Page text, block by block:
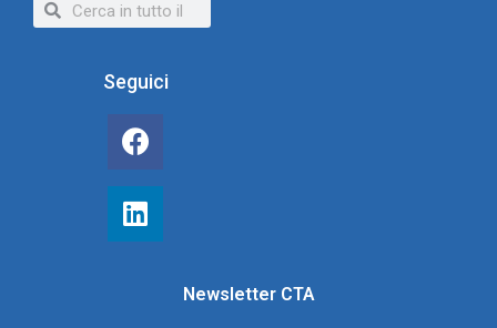
Seguici
Newsletter CTA